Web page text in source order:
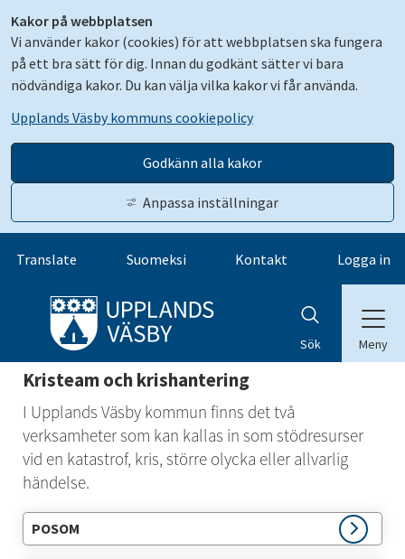
Kakor på webbplatsen
Vi använder kakor (cookies) för att webbplatsen ska fungera
på ett bra sätt för dig. Innan du godkänt sätter vi bara
nödvändiga kakor. Du kan välja vilka kakor vi får använda.
Upplands Väsby kommuns cookiepolicy
Godkänn alla kakor
Anpassa inställningar
Gå till innehåll
Translate Suomeksi Kontakt Logga in
Sök Meny
Kristeam och krishantering
I Upplands Väsby kommun finns det två
verksamheter som kan kallas in som stödresurser
vid en katastrof, kris, större olycka eller allvarlig
händelse.
POSOM